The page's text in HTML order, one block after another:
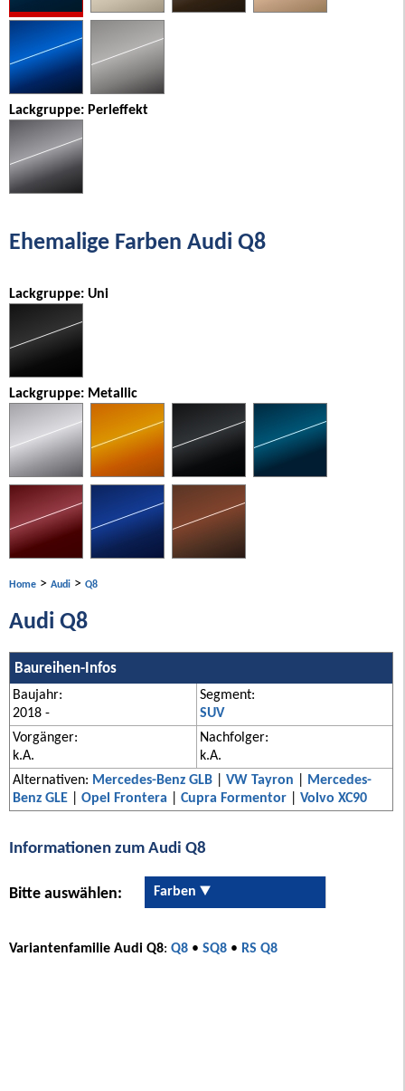
Lackgruppe: Perleffekt
Ehemalige Farben Audi Q8
Lackgruppe: Uni
Lackgruppe: Metallic
Home > Audi > Q8
Audi Q8
Baureihen-Infos
Baujahr:
2018 -
Segment:
SUV
Vorgänger:
k.A.
Nachfolger:
k.A.
Alternativen: Mercedes-Benz GLB VW Tayron
Mercedes-
Benz GLE
Opel Frontera Cupra Formentor Volvo XC90
Informationen zum Audi Q8
Bitte auswählen: Farben
Variantenfamilie Audi Q8: Q8 • SQ8 • RS Q8